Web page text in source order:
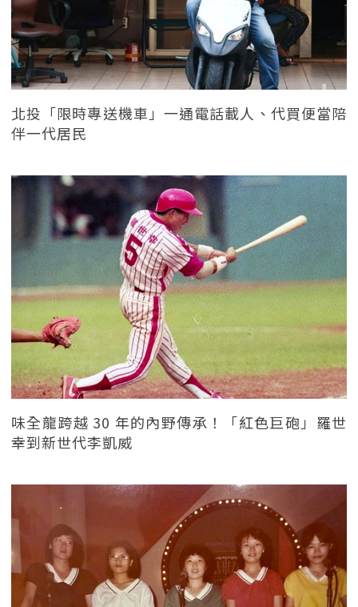
北投「限時專送機車」一通電話載人、代買便當陪
伴一代居民
味全龍跨越 30 年的內野傳承！「紅色巨砲」羅世
幸到新世代李凱威